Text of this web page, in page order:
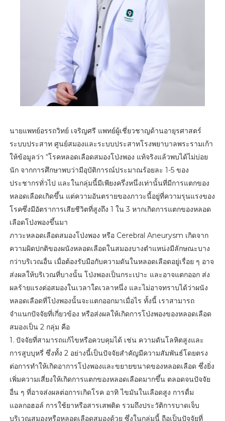
นายแพทย์อรรถวิทย์ เจริญศรี แพทย์ผู้เชี่ยวชาญด้านอายุรศาสตร์
ระบบประสาท ศูนย์สมองและระบบประสาทโรงพยาบาลพระรามเก้า
ให้ข้อมูลว่า “โรคหลอดเลือดสมองโป่งพอง แท้จริงแล้วพบได้ไม่บ่อย
นัก จากการศึกษาพบว่ามีอุบัติการณ์ประมาณร้อยละ 1-5 ของ
ประชากรทั่วไป และในกลุ่มนี้มีเพียงครึ่งหนึ่งเท่านั้นที่มีการแตกของ
หลอดเลือดเกิดขึ้น แต่ความอันตรายของภาวะนี้อยู่ที่ความรุนแรงของ
โรคซึ่งมีอัตราการเสียชีวิตที่สูงถึง 1 ใน 3 หากเกิดการแตกของหลอด
เลือดโป่งพองขึ้นมา
ภาวะหลอดเลือดสมองโป่งพอง หรือ Cerebral Aneurysm เกิดจาก
ความผิดปกติของผนังหลอดเลือดในสมองบางตำแหน่งมีลักษณะบาง
กว่าบริเวณอื่น เมื่อต้องรับมือกับความดันในหลอดเลือดอยู่เรื่อย ๆ อาจ
ส่งผลให้บริเวณที่บางนั้น โป่งพองเป็นกระเปาะ และอาจแตกออก ส่ง
ผลร้ายแรงต่อสมองในเวลาใดเวลาหนึ่ง และไม่อาจทราบได้ว่าผนัง
หลอดเลือดที่โป่งพองนั้นจะแตกออกมาเมื่อไร ทั้งนี้ เราสามารถ
จำแนกปัจจัยที่เกี่ยวข้อง หรือส่งผลให้เกิดการโป่งพองของหลอดเลือด
สมองเป็น 2 กลุ่ม คือ
1. ปัจจัยที่สามารถแก้ไขหรือควบคุมได้ เช่น ความดันโลหิตสูงและ
การสูบบุหรี่ ซึ่งทั้ง 2 อย่างนี้เป็นปัจจัยสำคัญมีความสัมพันธ์โดยตรง
ต่อการทำให้เกิดอาการโป่งพองและขยายขนาดของหลอดเลือด ซึ่งยิ่ง
เพิ่มความเสี่ยงให้เกิดการแตกของหลอดเลือดมากขึ้น ตลอดจนปัจจัย
อื่น ๆ ที่อาจส่งผลต่อการเกิดโรค อาทิ ไขมันในเลือดสูง การดื่ม
แอลกอฮอล์ การใช้ยาหรือสารเสพติด รวมถึงประวัติการบาดเจ็บ
บริเวณสมองหรือหลอดเลือดสมองด้วย ซึ่งในกลุ่มนี้ ถือเป็นปัจจัยที่